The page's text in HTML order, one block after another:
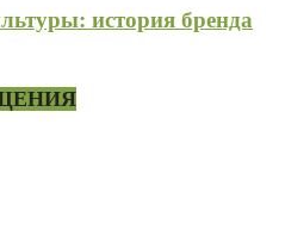
история бренда